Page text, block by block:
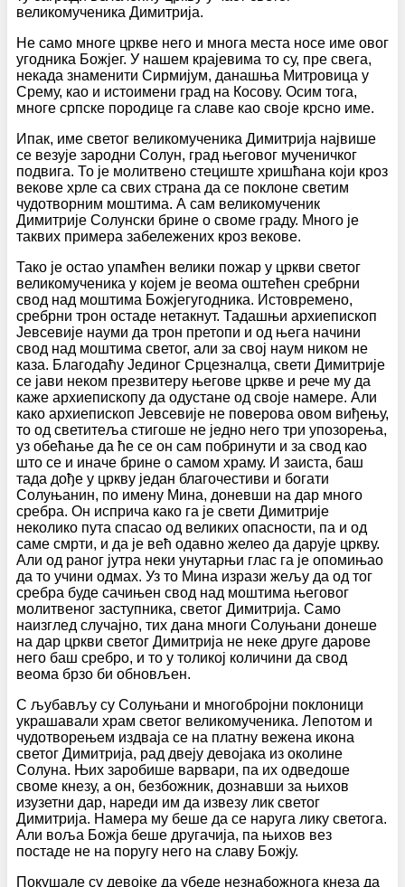
великомученика Димитрија.
Не само многе цркве него и многа места носе име овог
угодника Божјег. У нашем крајевима то су, пре свега,
некада знаменити Сирмијум, данашња Митровица у
Срему, као и истоимени град на Косову. Осим тога,
многе српске породице га славе као своје крсно име.
Ипак, име светог великомученика Димитрија највише
се везује зародни Солун, град његовог мученичког
подвига. То је молитвено стециште хришћана који кроз
векове хрле са свих страна да се поклоне светим
чудотворним моштима. А сам великомученик
Димитрије Солунски брине о своме граду. Много је
таквих примера забележених кроз векове.
Тако је остао упамћен велики пожар у цркви светог
великомученика у којем је веома оштећен сребрни
свод над моштима Божјегугодника. Истовремено,
сребрни трон остаде нетакнут. Тадашњи архиепископ
Јевсевије науми да трон претопи и од њега начини
свод над моштима светог, али за свој наум ником не
каза. Благодаћу Јединог Срцезналца, свети Димитрије
се јави неком презвитеру његове цркве и рече му да
каже архиепископу да одустане од своје намере. Али
како архиепископ Јевсевије не поверова овом виђењу,
то од светитеља стигоше не једно него три упозорења,
уз обећање да ће се он сам побринути и за свод као
што се и иначе брине о самом храму. И заиста, баш
тада дође у цркву један благочестиви и богати
Солуњанин, по имену Мина, доневши на дар много
сребра. Он исприча како га је свети Димитрије
неколико пута спасао од великих опасности, па и од
саме смрти, и да је већ одавно желео да дарује цркву.
Али од раног јутра неки унутарњи глас га је опомињао
да то учини одмах. Уз то Мина изрази жељу да од тог
сребра буде сачињен свод над моштима његовог
молитвеног заступника, светог Димитрија. Само
наизглед случајно, тих дана многи Солуњани донеше
на дар цркви светог Димитрија не неке друге дарове
него баш сребро, и то у толикој количини да свод
веома брзо би обновљен.
С љубављу су Солуњани и многобројни поклоници
украшавали храм светог великомученика. Лепотом и
чудотворењем издваја се на платну вежена икона
светог Димитрија, рад двеју девојака из околине
Солуна. Њих заробише варвари, па их одведоше
своме кнезу, а он, безбожник, дознавши за њихов
изузетни дар, нареди им да извезу лик светог
Димитрија. Намера му беше да се наруга лику светога.
Али воља Божја беше другачија, па њихов вез
постаде не на поругу него на славу Божју.
Покушале су девојке да убеде незнабожнога кнеза да